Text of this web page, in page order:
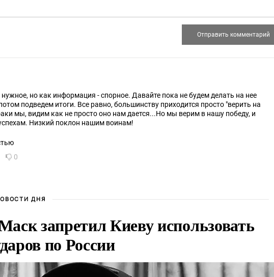
нужное, но как информация - спорное. Давайте пока не будем делать на нее
подведем итоги. Все равно, большинству приходится просто "верить на
мы, видим как не просто оно нам дается...Но мы верим в нашу победу, и
Низкий поклон нашим воинам!
0
ДНЯ
запретил Киеву использовать
по России